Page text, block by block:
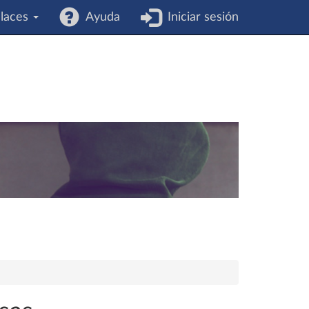
Ayuda Iniciar sesión